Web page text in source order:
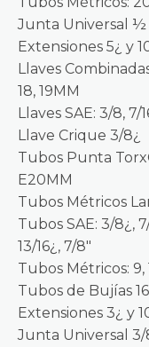
Junta Universal ½
Extensiones 5¿ y
Llaves Combinadas
18, 19MM
Llaves SAE: 3/8, 7/
Llave Crique 3/8¿
Tubos Punta Torx®:
E20MM
Tubos Métricos
Tubos SAE: 3/8¿,
13/16¿, 7/8″
Tubos Métricos: 9,
Tubos de Bujías
Extensiones 3¿ y
Junta Universal 3/